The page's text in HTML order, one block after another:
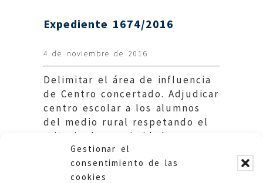
Gestionar el
consentimiento de las
cookies
Expediente 1674/2016
4 de noviembre de 2016
Delimitar el área de influencia
de Centro concertado. Adjudicar
centro escolar a los alumnos
del medio rural respetando el
criterio de proximidad
domiciliaria. Educación DGA